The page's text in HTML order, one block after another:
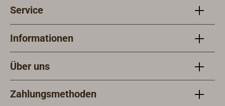
Service
Informationen
Über uns
Zahlungsmethoden